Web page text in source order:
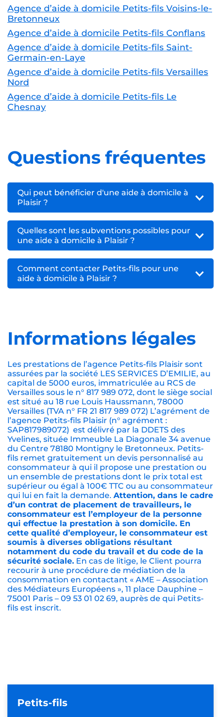
Agence d’aide à domicile Petits-fils Voisins-le-
Bretonneux
Agence d’aide à domicile Petits-fils Conflans
Agence d’aide à domicile Petits-fils Saint-
Germain-en-Laye
Agence d’aide à domicile Petits-fils Versailles
Nord
Agence d’aide à domicile Petits-fils Le
Chesnay
Questions fréquentes
Qui peut bénéficier d'une aide à domicile à
Plaisir ?
Quelles sont les subventions possibles pour
une aide à domicile à Plaisir ?
Comment contacter Petits-fils pour une
aide à domicile à Plaisir ?
Informations légales
Les prestations de l’agence Petits-fils Plaisir sont
assurées par la société LES SERVICES D’EMILIE, au
capital de 5000 euros, immatriculée au RCS de
Versailles sous le n° 817 989 072, dont le siège social
est situé au 18 rue Louis Haussmann, 78000
Versailles (TVA n° FR 21 817 989 072) L’agrément de
l’agence Petits-fils Plaisir (n° agrément :
SAP817989072) est délivré par la DDETS des
Yvelines, située Immeuble La Diagonale 34 avenue
du Centre 78180 Montigny le Bretonneux. Petits-
fils remet gratuitement un devis personnalisé au
consommateur à qui il propose une prestation ou
un ensemble de prestations dont le prix total est
supérieur ou égal à 100€ TTC ou au consommateur
qui lui en fait la demande. Attention, dans le cadre
d’un contrat de placement de travailleurs, le
consommateur est l’employeur de la personne
qui effectue la prestation à son domicile. En
cette qualité d’employeur, le consommateur est
soumis à diverses obligations résultant
notamment du code du travail et du code de la
sécurité sociale. En cas de litige, le Client pourra
recourir à une procédure de médiation de la
consommation en contactant « AME – Association
des Médiateurs Européens », 11 place Dauphine –
75001 Paris – 09 53 01 02 69, auprès de qui Petits-
fils est inscrit.
Petits-fils